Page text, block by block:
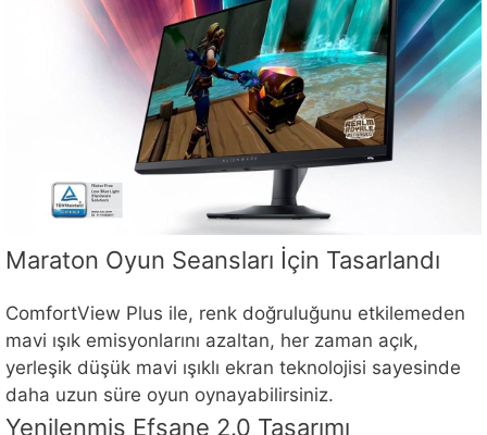
Maraton Oyun Seansları İçin Tasarlandı
ComfortView Plus ile, renk doğruluğunu etkilemeden
mavi ışık emisyonlarını azaltan, her zaman açık,
yerleşik düşük mavi ışıklı ekran teknolojisi sayesinde
daha uzun süre oyun oynayabilirsiniz.
Yenilenmiş Efsane 2.0 Tasarımı